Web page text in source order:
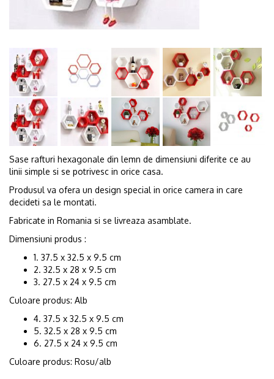
Sase rafturi hexagonale din lemn de dimensiuni diferite ce au
linii simple si se potrivesc in orice casa.
Produsul va ofera un design special in orice camera in care
decideti sa le montati.
Fabricate in Romania si se livreaza asamblate.
Dimensiuni produs :
1. 37.5 x 32.5 x 9.5 cm
2. 32.5 x 28 x 9.5 cm
3. 27.5 x 24 x 9.5 cm
Culoare produs: Alb
4. 37.5 x 32.5 x 9.5 cm
5. 32.5 x 28 x 9.5 cm
6. 27.5 x 24 x 9.5 cm
Culoare produs: Rosu/alb